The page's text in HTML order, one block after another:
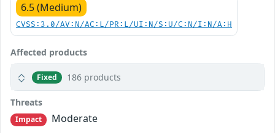
6.5 (Medium)
CVSS:3.0/AV:N/AC:L/PR:L/UI:N/S:U/C:N/I:N/A:H
Affected products
Fixed 186 products
Threats
Impact
Moderate